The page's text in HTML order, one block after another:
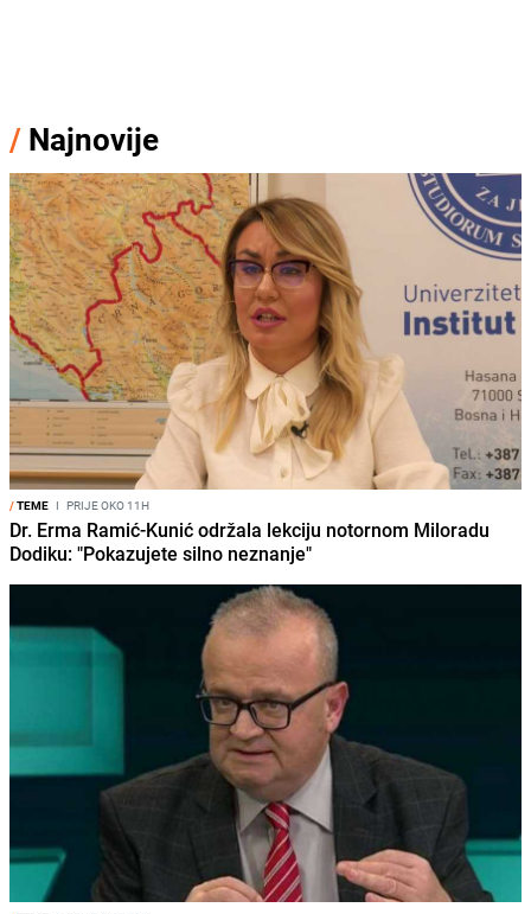
/ Najnovije
/TEME I PRIJE OKO 11H
Dr. Erma Ramić-Kunić održala lekciju notornom Miloradu
Dodiku: "Pokazujete silno neznanje"